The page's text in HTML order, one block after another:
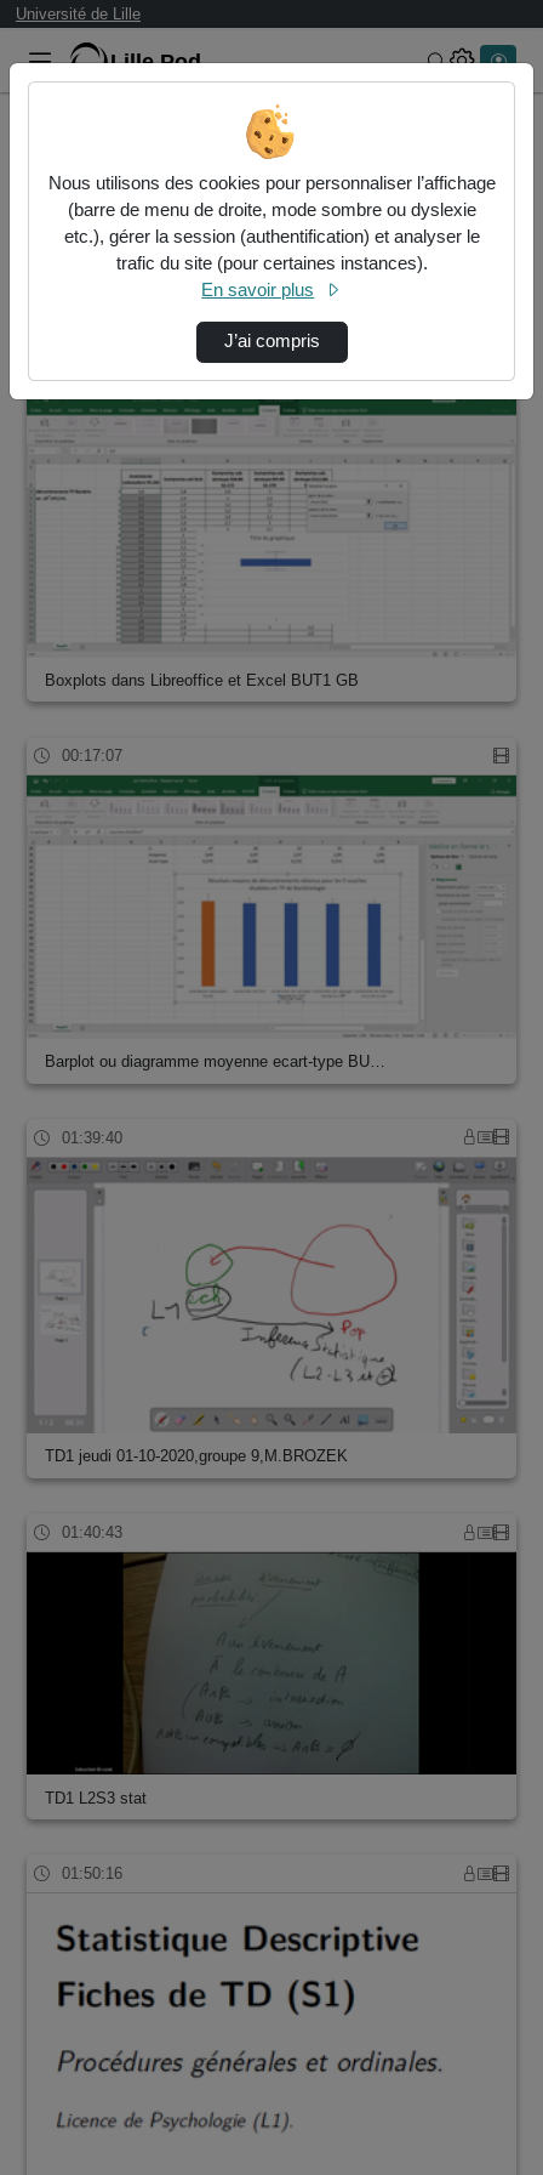
Université de Lille
Lille.Pod Rechercher
5 vidéos trouvées
Vidéo Statistiques de vues
Boxplots dans Libreoffice et Excel BUT1 GB
00:17:07
Barplot ou diagramme moyenne ecart-type BU…
01:39:40
TD1 jeudi 01-10-2020,groupe 9,M.BROZEK
01:40:43
TD1 L2S3 stat
01:50:16
Nous utilisons des cookies pour personnaliser l’affichage
(barre de menu de droite, mode sombre ou dyslexie
etc.), gérer la session (authentification) et analyser le
trafic du site (pour certaines instances).
En savoir plus
J’ai compris